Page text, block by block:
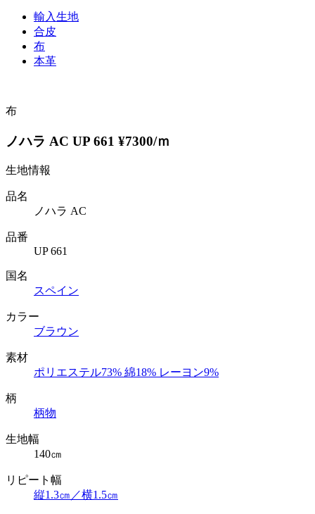
輸入生地
合皮
布
本革
布
ノハラ AC UP 661 ¥7300/ｍ
生地情報
品名
ノハラ AC
品番
UP 661
国名
スペイン
カラー
ブラウン
素材
ポリエステル73% 綿18% レーヨン9%
柄
柄物
生地幅
140㎝
リピート幅
縦1.3㎝／横1.5㎝